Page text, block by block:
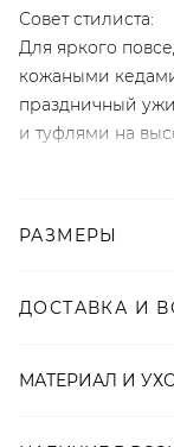
Совет стилиста:
Для яркого
кожаными
праздничный
и туфлями на
версии Vogue и
- Вырез на спине;
РАЗМЕРЫ
ДОСТАВКА И
МАТЕРИАЛ И